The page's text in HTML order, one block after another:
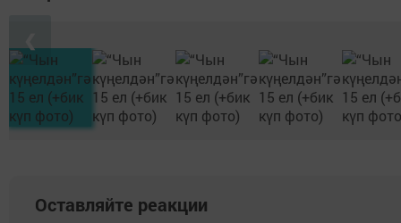
Оставляйте реакции